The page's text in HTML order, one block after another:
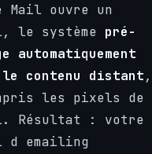
Mail ouvre un
le système pré-
automatiquement
contenu distant,
les pixels de
Résultat : votre
emailing